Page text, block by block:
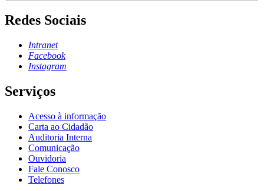
Redes Sociais
Intranet
Facebook
Instagram
Serviços
Acesso à informação
Carta ao Cidadão
Auditoria Interna
Comunicação
Ouvidoria
Fale Conosco
Telefones